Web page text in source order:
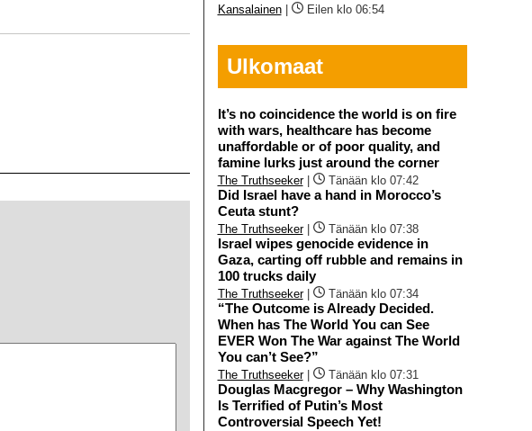
Kansalainen| Eilen klo 06:54
Ulkomaat
It’s no coincidence the world is on fire
with wars, healthcare has become
unaffordable or of poor quality, and
famine lurks just around the corner
The Truthseeker| Tänään klo 07:42
Did Israel have a hand in Morocco’s
Ceuta stunt?
The Truthseeker| Tänään klo 07:38
Israel wipes genocide evidence in
Gaza, carting off rubble and remains in
100 trucks daily
The Truthseeker| Tänään klo 07:34
“The Outcome is Already Decided.
When has The World You can See
EVER Won The War against The World
You can’t See?”
The Truthseeker| Tänään klo 07:31
Douglas Macgregor – Why Washington
Is Terrified of Putin’s Most
Controversial Speech Yet!